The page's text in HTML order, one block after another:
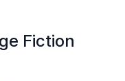
Fiction